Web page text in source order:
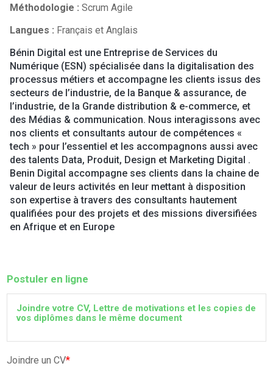
Méthodologie :Scrum Agile
Langues : Français et Anglais
Bénin Digital est une Entreprise de Services du
Numérique (ESN) spécialisée dans la digitalisation des
processus métiers et accompagne les clients issus des
secteurs de l’industrie, de la Banque & assurance, de
l’industrie, de la Grande distribution & e-commerce, et
des Médias & communication. Nous interagissons avec
nos clients et consultants autour de compétences «
tech » pour l’essentiel et les accompagnons aussi avec
des talents Data, Produit, Design et Marketing Digital .
Benin Digital accompagne ses clients dans la chaine de
valeur de leurs activités en leur mettant à disposition
son expertise à travers des consultants hautement
qualifiées pour des projets et des missions diversifiées
en Afrique et en Europe
Postuler en ligne
Joindre votre CV, Lettre de motivations et les copies de
vos diplômes dans le même document
Joindre un CV*